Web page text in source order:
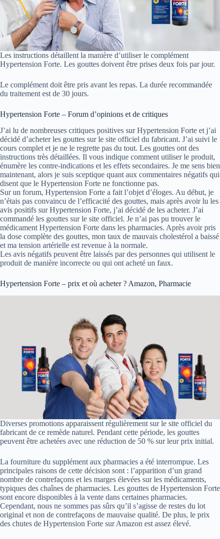
Les instructions détaillent la manière d’utiliser le complément
Hypertension Forte. Les gouttes doivent être prises deux fois par jour.
Le complément doit être pris avant les repas. La durée recommandée
du traitement est de 30 jours.
Hypertension Forte – Forum d’opinions et de critiques
J’ai lu de nombreuses critiques positives sur Hypertension Forte et j’ai
décidé d’acheter les gouttes sur le site officiel du fabricant. J’ai suivi le
cours complet et je ne le regrette pas du tout. Les gouttes ont des
instructions très détaillées. Il vous indique comment utiliser le produit,
énumère les contre-indications et les effets secondaires. Je me sens bien
maintenant, alors je suis sceptique quant aux commentaires négatifs qui
disent que le Hypertension Forte ne fonctionne pas.
Sur un forum, Hypertension Forte a fait l’objet d’éloges. Au début, je
n’étais pas convaincu de l’efficacité des gouttes, mais après avoir lu les
avis positifs sur Hypertension Forte, j’ai décidé de les acheter. J’ai
commandé les gouttes sur le site officiel. Je n’ai pas pu trouver le
médicament Hypertension Forte dans les pharmacies. Après avoir pris
la dose complète des gouttes, mon taux de mauvais cholestérol a baissé
et ma tension artérielle est revenue à la normale.
Les avis négatifs peuvent être laissés par des personnes qui utilisent le
produit de manière incorrecte ou qui ont acheté un faux.
Hypertension Forte – prix et où acheter ? Amazon, Pharmacie
Diverses promotions apparaissent régulièrement sur le site officiel du
fabricant de ce remède naturel. Pendant cette période, les gouttes
peuvent être achetées avec une réduction de 50 % sur leur prix initial.
La fourniture du supplément aux pharmacies a été interrompue. Les
principales raisons de cette décision sont : l’apparition d’un grand
nombre de contrefaçons et les marges élevées sur les médicaments,
typiques des chaînes de pharmacies. Les gouttes de Hypertension Forte
sont encore disponibles à la vente dans certaines pharmacies.
Cependant, nous ne sommes pas sûrs qu’il s’agisse de restes du lot
original et non de contrefaçons de mauvaise qualité. De plus, le prix
des chutes de Hypertension Forte sur Amazon est assez élevé.